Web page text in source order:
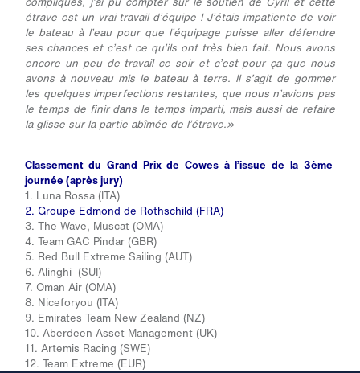
étrave est un vrai travail d’équipe ! J’étais impatiente de voir
le bateau à l’eau pour que l’équipage puisse aller défendre
ses chances et c’est ce qu’ils ont très bien fait. Nous avons
encore un peu de travail ce soir et c’est pour ça que nous
avons à nouveau mis le bateau à terre. Il s’agit de gommer
les quelques imperfections restantes, que nous n’avions pas
le temps de finir dans le temps imparti, mais aussi de refaire
la glisse sur la partie abîmée de l’étrave.»
Classement du Grand Prix de Cowes à l’issue de la 3ème
journée (après jury)
1. Luna Rossa (ITA)
2. Groupe Edmond de Rothschild (FRA)
3. The Wave, Muscat (OMA)
4. Team GAC Pindar (GBR)
5. Red Bull Extreme Sailing (AUT)
6. Alinghi (SUI)
7. Oman Air (OMA)
8. Niceforyou (ITA)
9. Emirates Team New Zealand (NZ)
10. Aberdeen Asset Management (UK)
11. Artemis Racing (SWE)
12. Team Extreme (EUR)